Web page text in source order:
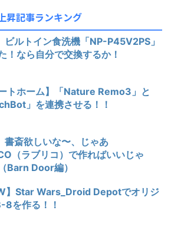
記事ランキング
ビルトイン食洗機「NP-P45V2PS」
！なら自分で交換するか！
ートホーム】「Nature Remo3」と
」を連携させる！！
書斎欲しいな〜、じゃあ
（ラブリコ）で作ればいいじゃ
Barn Door編）
】Star Wars_Droid Depotでオリジ
8を作る！！